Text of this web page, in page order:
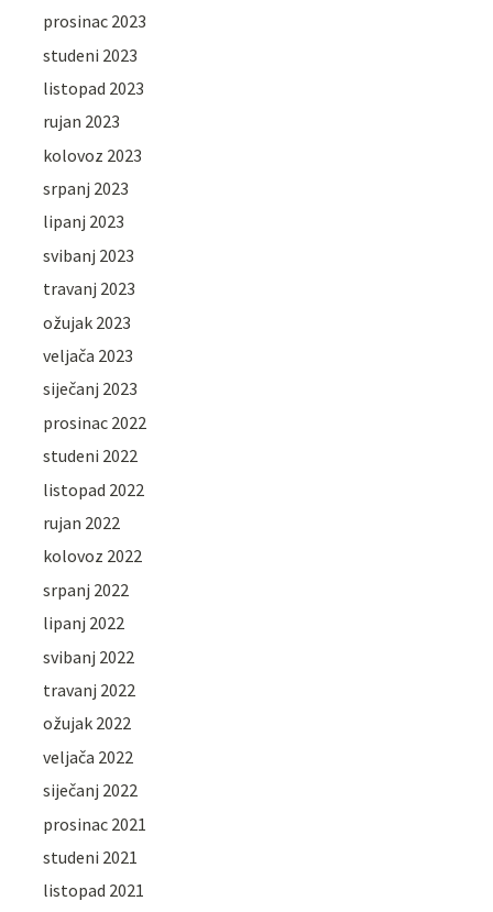
prosinac 2023
studeni 2023
listopad 2023
rujan 2023
kolovoz 2023
srpanj 2023
lipanj 2023
svibanj 2023
travanj 2023
ožujak 2023
veljača 2023
siječanj 2023
prosinac 2022
studeni 2022
listopad 2022
rujan 2022
kolovoz 2022
srpanj 2022
lipanj 2022
svibanj 2022
travanj 2022
ožujak 2022
veljača 2022
siječanj 2022
prosinac 2021
studeni 2021
listopad 2021